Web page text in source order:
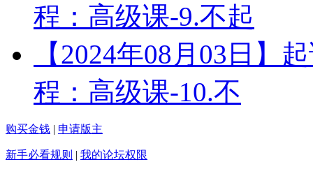
程：高级课-9.不起
【2024年08月03日】
程：高级课-10.不
购买金钱 | 申请版主
新手必看规则 | 我的论坛权限